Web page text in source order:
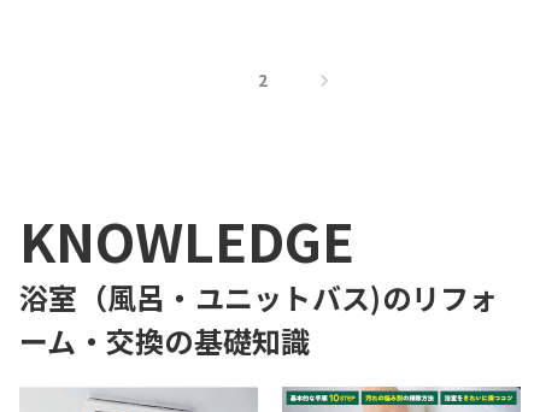
2
KNOWLEDGE
浴室（風呂・ユニットバス)のリフォ
ーム・交換の基礎知識